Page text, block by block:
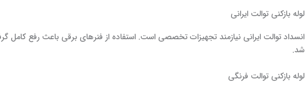
لوله بازکنی توالت ایرانی
انسداد توالت ایرانی نیازمند تجهیزات تخصصی است. استفاده از فنرهای برقی باعث رفع کامل
شد.
لوله بازکنی توالت فرنگی